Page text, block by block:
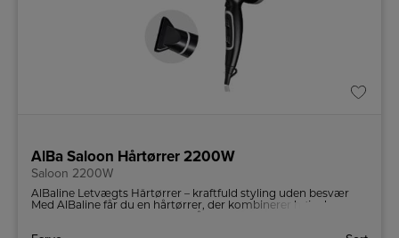
AlBa Saloon Hårtørrer 2200W
Saloon 2200W
AlBaline Letvægts Hårtørrer – kraftfuld styling uden besvær
Med AlBaline får du en hårtørrer, der kombinerer høj ydeevne